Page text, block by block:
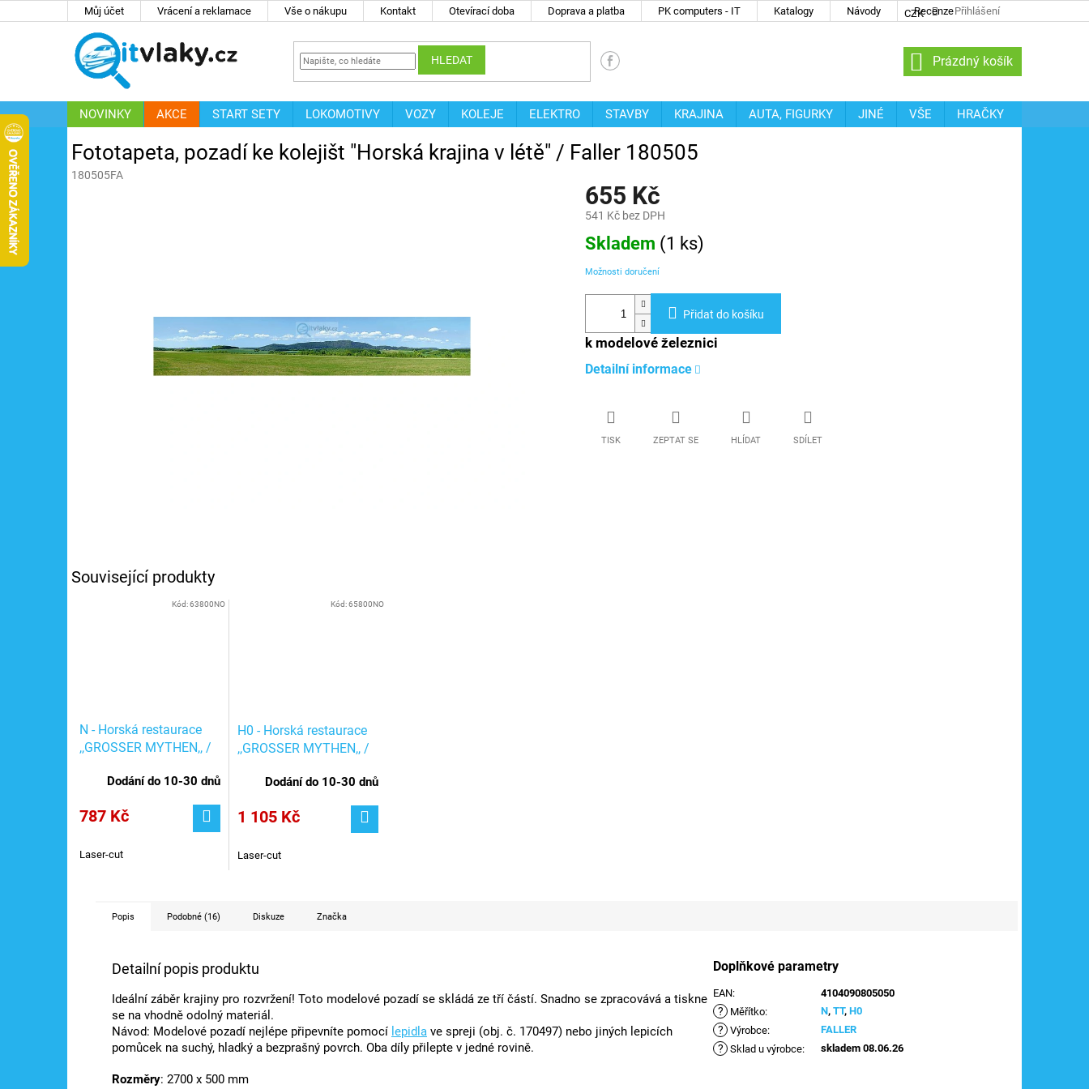
Můj účet Vrácení a reklamace Vše o nákupu Kontakt Otevírací doba Doprava a platba PK computers - IT Katalogy Návody Recenze
CZK Přihlášení
HLEDAT
NÁKUPNÍ
KOŠÍK
Prázdný košík
NOVINKY AKCE START SETY LOKOMOTIVY VOZY KOLEJE ELEKTRO STAVBY KRAJINA AUTA, FIGURKY JINÉ VŠE
HRAČKY
Fototapeta, pozadí ke kolejišt "Horská krajina v létě" / Faller 180505
180505FA
655 Kč
541 Kč bez DPH
Měrná
cena:
Skladem (1 ks)
Možnosti doručení
Přidat do košíku
k modelové železnici
Detailní informace
TISK ZEPTAT SE HLÍDAT SDÍLET
Související produkty
N - Horská restaurace
,,GROSSER MYTHEN,, /
Dodání do 10-30 dnů
787 Kč
Laser-cut
Kód:63800NO
H0 - Horská restaurace
,,GROSSER MYTHEN,, /
Dodání do 10-30 dnů
1 105 Kč
Laser-cut
Kód:65800NO
Popis Podobné (16) Diskuze Značka
Detailní popis produktu
Ideální záběr krajiny pro rozvržení! Toto modelové pozadí se skládá ze tří částí. Snadno se zpracovává a tiskne
se na vhodně odolný materiál.
Návod: Modelové pozadí nejlépe připevníte pomocí lepidla ve spreji (obj. č. 170497) nebo jiných lepicích
pomůcek na suchý, hladký a bezprašný povrch. Oba díly přilepte v jedné rovině.
Rozměry: 2700 x 500 mm
Doplňkové parametry
EAN: 4104090805050
? Měřítko: N,TT,H0
? Výrobce: FALLER
? Sklad u výrobce: skladem 08.06.26